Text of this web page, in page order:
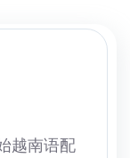
越南语配